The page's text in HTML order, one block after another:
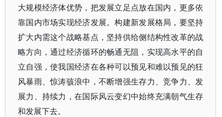
大规模经济体优势，把发展立足点放在国内，更多依
靠国内市场实现经济发展。构建新发展格局，要坚持
扩大内需这个战略基点，坚持供给侧结构性改革的战
略方向，通过经济循环的畅通无阻，实现高水平的自
立自强，使我国经济在各种可以预见和难以预见的狂
风暴雨、惊涛骇浪中，不断增强生存力、竞争力、发
展力、持续力，在国际风云变幻中始终充满朝气生存
和发展下去。